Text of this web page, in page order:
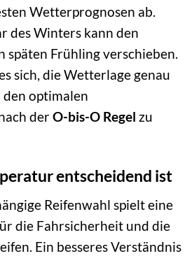
Wetterprognosen ab.
des Winters kann den
späten Frühling verschieben.
sich, die Wetterlage genau
den optimalen
derO-bis-O Regel zu
entscheidend ist
Reifenwahl spielt eine
die Fahrsicherheit und die
Ein besseres Verständnis